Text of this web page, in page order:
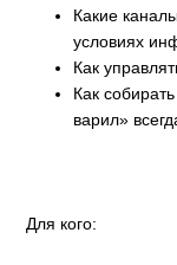
Какие
условиях
Как
Как
варил»
Для кого: